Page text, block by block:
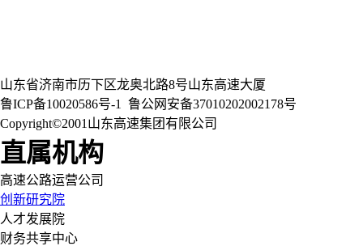
山东省济南市历下区龙奥北路8号山东高速大厦
鲁ICP备10020586号-1
鲁公网安备37010202002178号
Copyright©2001山东高速集团有限公司
直属机构
高速公路运营公司
创新研究院
人才发展院
财务共享中心